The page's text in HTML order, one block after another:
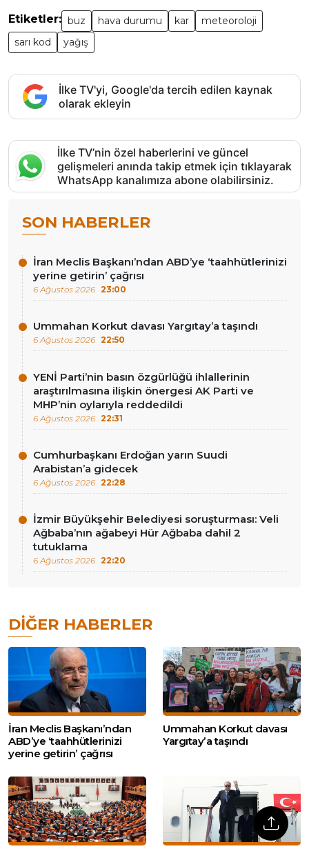
Etiketler: buz hava durumu kar
meteoroloji
sarı kod
yağış
İlke TV'yi, Google'da tercih edilen kaynak
olarak ekleyin
İlke TV’nin özel haberlerini ve güncel
gelişmeleri anında takip etmek için tıklayarak
WhatsApp kanalımıza abone olabilirsiniz.
SON HABERLER
İran Meclis Başkanı’ndan ABD’ye ‘taahhütlerinizi
yerine getirin’ çağrısı
6 Ağustos 2026 23:00
Ummahan Korkut davası Yargıtay’a taşındı
6 Ağustos 2026 22:50
YENİ Parti’nin basın özgürlüğü ihlallerinin
araştırılmasına ilişkin önergesi AK Parti ve
MHP’nin oylarıyla reddedildi
6 Ağustos 2026 22:31
Cumhurbaşkanı Erdoğan yarın Suudi
Arabistan’a gidecek
6 Ağustos 2026 22:28
İzmir Büyükşehir Belediyesi soruşturması: Veli
Ağbaba’nın ağabeyi Hür Ağbaba dahil 2
tutuklama
6 Ağustos 2026 22:20
DIĞER HABERLER
İran Meclis Başkanı’ndan
ABD’ye ‘taahhütlerinizi
yerine getirin’ çağrısı
Ummahan Korkut davası
Yargıtay’a taşındı